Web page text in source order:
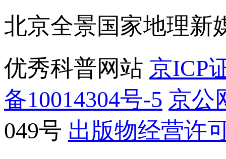
北京全景国家地理新
优秀科普网站 京ICP
备10014304号-5 京公
049号 出版物经营许